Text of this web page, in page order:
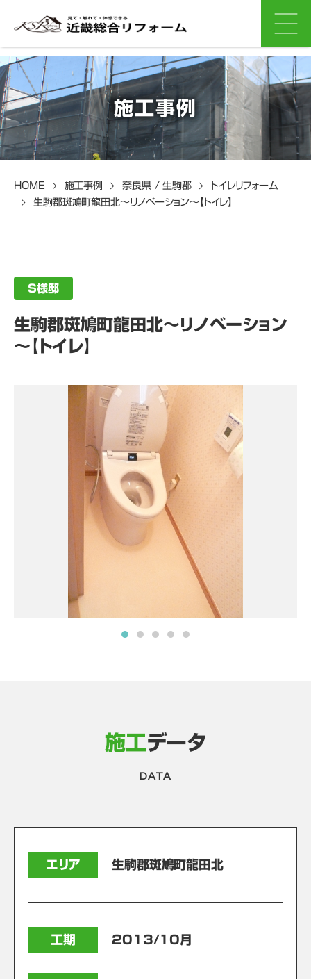
施工事例
HOME 施工事例 奈良県/生駒郡
トイレリフォーム
生駒郡斑鳩町龍田北～リノベーション～【トイレ】
S様邸
生駒郡斑鳩町龍田北～リノベーション
～【トイレ】
施工データ
DATA
エリア 生駒郡斑鳩町龍田北
工期 2013/10月